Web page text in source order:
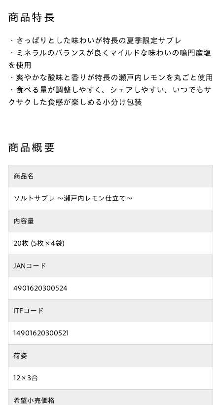
商品特長
・さっぱりとした味わいが特長の夏季限定サブレ
・ミネラルのバランスが良くマイルドな味わいの鳴門産塩
を使用
・爽やかな酸味と香りが特長の瀬戸内レモンを丸ごと使用
・食べる量が調整しやすく、シェアしやすい、いつでもサ
クサクした食感が楽しめる小分け包装
商品概要
商品名
ソルトサブレ ～瀬戸内レモン仕立て～
内容量
20枚 (5枚×4袋)
JANコード
4901620300524
ITFコード
14901620300521
荷姿
12×3合
希望小売価格